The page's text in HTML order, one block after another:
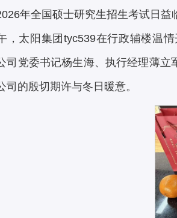
年全国硕士研究生招生考试日
，太阳集团tyc539在行政辅楼温
司党委书记杨生海、执行经理薄立
司的殷切期许与冬日暖意。